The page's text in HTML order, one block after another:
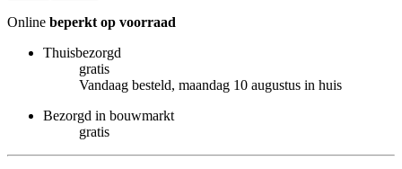
Online beperkt op voorraad
Thuisbezorgd
gratis
Vandaag besteld, maandag 10 augustus in huis
Bezorgd in bouwmarkt
gratis